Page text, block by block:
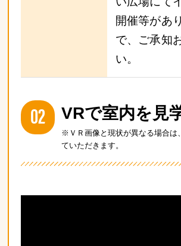
開催等があ
で、ご承知
い。
02 VRで室内を見
※ＶＲ画像と現状が異なる場合は
ていただきます。